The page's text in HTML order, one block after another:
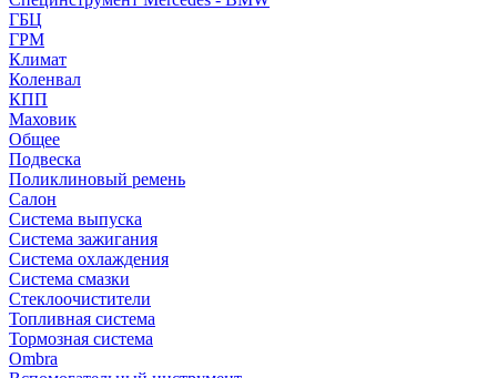
ГБЦ
ГРМ
Климат
Коленвал
КПП
Маховик
Общее
Подвеска
Поликлиновый ремень
Салон
Система выпуска
Система зажигания
Система охлаждения
Система смазки
Стеклоочистители
Топливная система
Тормозная система
Ombra